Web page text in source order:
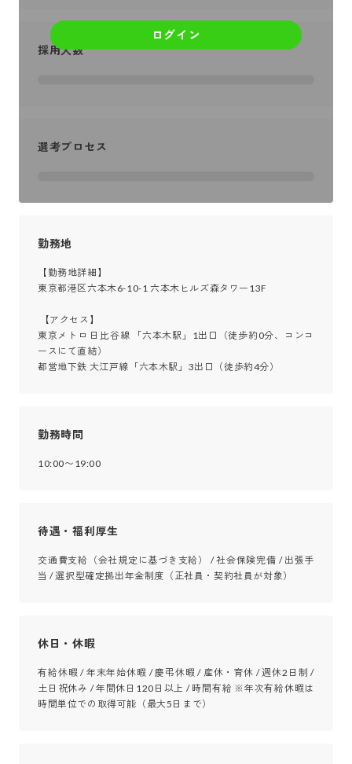
ログイン
採用人数
選考プロセス
勤務地
【勤務地詳細】
東京都港区六本木6-10-1 六本木ヒルズ森タワー13F
東京メトロ 日比谷線 「六本木駅」1出口（徒歩約0分、コンコ
ースにて直結）
都営地下鉄 大江戸線「六本木駅」3出口（徒歩約4分）
勤務時間
10:00〜19:00
待遇・福利厚生
交通費支給（会社規定に基づき支給） / 社会保険完備 / 出張手
当 / 選択型確定拠出年金制度（正社員・契約社員が対象）
休日・休暇
有給休暇 / 年末年始休暇 / 慶弔休暇 / 産休・育休 / 週休2日制 /
土日祝休み / 年間休日120日以上 / 時間有給 ※年次有給休暇は
時間単位での取得可能（最大5日まで）